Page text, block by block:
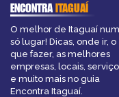
ENCONTRAITAGUAÍ
O melhor de Itaguaí num
só lugar! Dicas, onde ir, o
que fazer, as melhores
empresas, locais,
e muito mais no guia
Encontra Itaguaí.